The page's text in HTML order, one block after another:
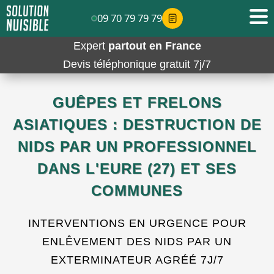
Expert partout en France
Devis téléphonique gratuit 7j/7
GUÊPES ET FRELONS
ASIATIQUES : DESTRUCTION DE
NIDS PAR UN PROFESSIONNEL
DANS L'EURE (27) ET SES
COMMUNES
INTERVENTIONS EN URGENCE POUR
ENLÊVEMENT DES NIDS PAR UN
EXTERMINATEUR AGRÉÉ 7J/7
09 70 79 79 79